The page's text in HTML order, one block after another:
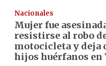
Nacionales
Mujer fue
resistirse al robo
motocicleta y deja
hijos huérfanos en